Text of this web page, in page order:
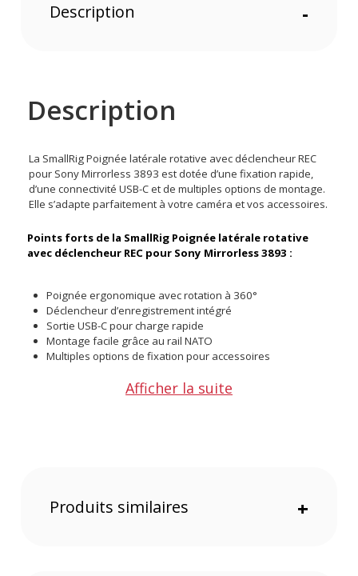
Description -
Description
La SmallRig Poignée latérale rotative avec déclencheur REC
pour Sony Mirrorless 3893 est dotée d’une fixation rapide,
d’une connectivité USB-C et de multiples options de montage.
Elle s’adapte parfaitement à votre caméra et vos accessoires.
Points forts de la SmallRig Poignée latérale rotative
avec déclencheur REC pour Sony Mirrorless 3893 :
Poignée ergonomique avec rotation à 360°
Déclencheur d’enregistrement intégré
Sortie USB-C pour charge rapide
Montage facile grâce au rail NATO
Multiples options de fixation pour accessoires
Poignée ergonomique et rotation à 360°
Le bouton REC intégré vous permet de démarrer ou arrêter
Afficher la suite
Produits similaires +